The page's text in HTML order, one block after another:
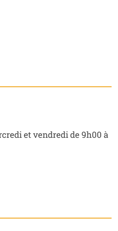
et vendredi de 9h00 à